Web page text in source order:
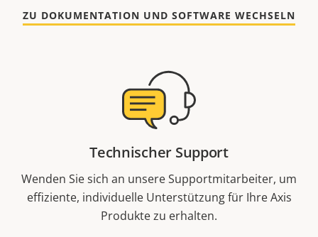
ZU DOKUMENTATION UND SOFTWARE WECHSELN
Technischer Support
Wenden Sie sich an unsere Supportmitarbeiter, um
effiziente, individuelle Unterstützung für Ihre Axis
Produkte zu erhalten.